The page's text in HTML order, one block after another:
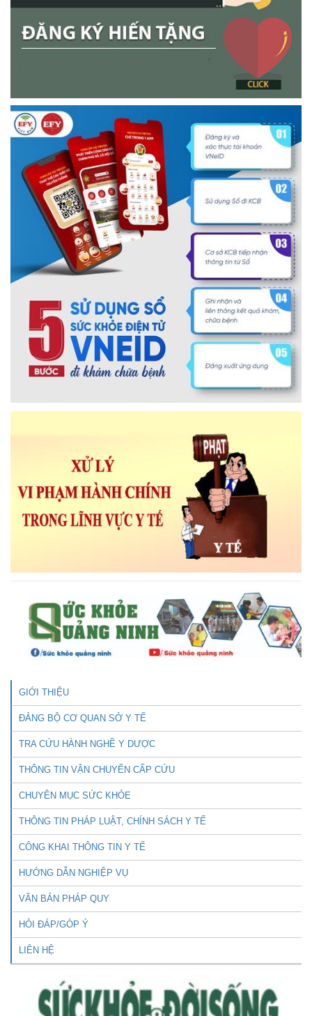
GIỚI THIỆU
ĐẢNG BỘ CƠ QUAN SỞ Y TẾ
TRA CỨU HÀNH NGHỀ Y DƯỢC
THÔNG TIN VẬN CHUYỂN CẤP CỨU
CHUYÊN MỤC SỨC KHỎE
THÔNG TIN PHÁP LUẬT, CHÍNH SÁCH Y TẾ
CÔNG KHAI THÔNG TIN Y TẾ
HƯỚNG DẪN NGHIỆP VỤ
VĂN BẢN PHÁP QUY
HỎI ĐÁP/GÓP Ý
LIÊN HỆ